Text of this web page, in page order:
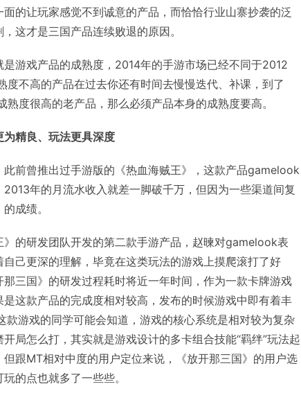
的让玩家感觉不到诚意的产品，而恰恰行业山寨抄袭的泛
这才是三国产品连续败退的原因。
游戏产品的成熟度，2014年的手游市场已经不同于2012
度不高的产品在过去你还有时间去慢慢迭代、补课，到了
度很高的老产品，那么必须产品本身的成熟度要高。
为精良、玩法更具深度
此前曾推出过手游版的《热血海贼王》，这款产品gamelook
年的月流水收入就差一脚破千万，但因为一些渠道间复
成绩。
》的研发团队开发的第二款手游产品，赵暕对gamelook表
己更深的理解，毕竟在这类玩法的游戏上摸爬滚打了好
三国》的研发过程耗时将近一年时间，作为一款卡牌游戏
这款产品的完成度相对较高，发布的时候游戏中即有着丰
款游戏的同学可能会知道，游戏的核心系统是相对较为复杂
局怎么打，其实就是游戏设计的多卡组合技能“羁绊”玩法起
跟MT相对中度的用户定位来说，《放开那三国》的用户选
的点也就多了一些些。